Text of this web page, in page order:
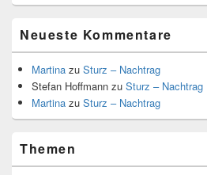
Neueste Kommentare
Martina zu Sturz – Nachtrag
Stefan Hoffmann zu Sturz – Nachtrag
Martina zu Sturz – Nachtrag
Themen